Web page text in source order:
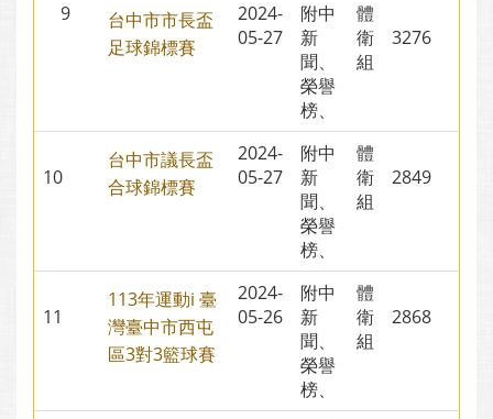
9
台中市市長盃
足球錦標賽
2024-
05-27
附中
新
聞、
榮譽
榜、
體
衛
組
3276
10
台中市議長盃
合球錦標賽
2024-
05-27
附中
新
聞、
榮譽
榜、
體
衛
組
2849
11
113年運動i 臺
灣臺中市西屯
區3對3籃球賽
2024-
05-26
附中
新
聞、
榮譽
榜、
體
衛
組
2868